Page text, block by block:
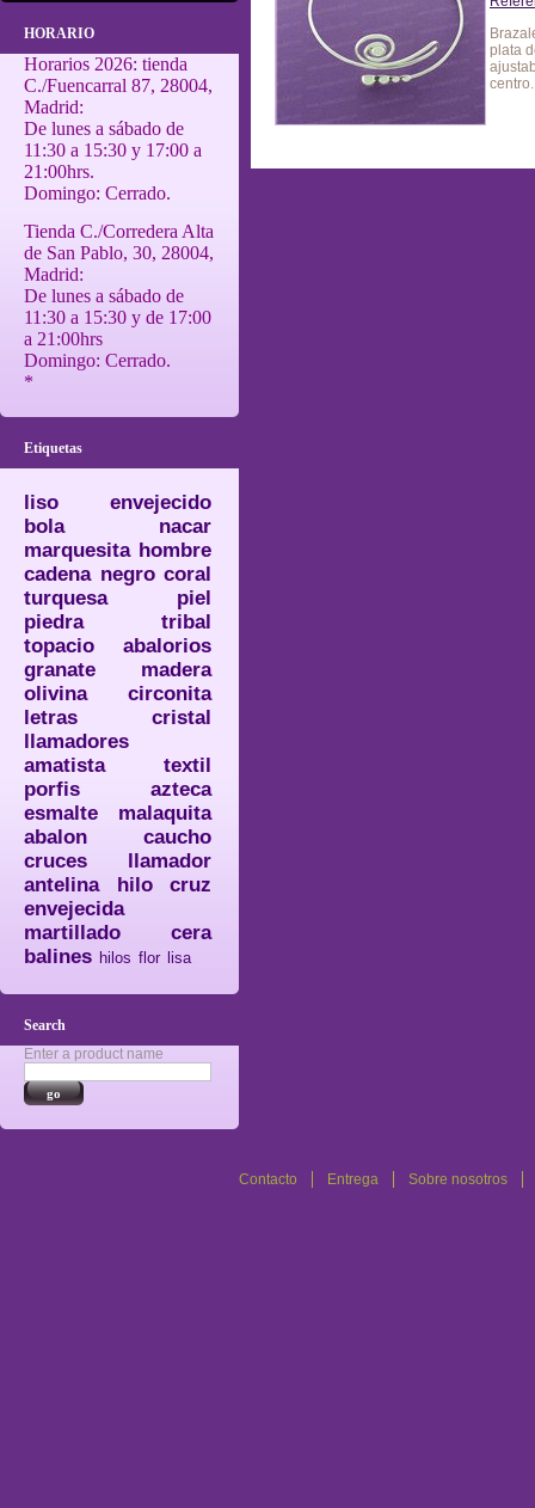
HORARIO
Horarios 2026: tienda
C./Fuencarral 87, 28004,
Madrid:
De lunes a sábado de
11:30 a 15:30 y 17:00 a
21:00hrs.
Domingo: Cerrado.
Tienda C./Corredera Alta
de San Pablo, 30, 28004,
Madrid:
De lunes a sábado de
11:30 a 15:30 y de 17:00
a 21:00hrs
Domingo: Cerrado.
*
Etiquetas
liso
envejecido
bola
nacar
marquesita hombre
cadena negro coral
turquesa
piel
piedra
tribal
topacio
abalorios
granate
madera
olivina
circonita
letras
cristal
llamadores
amatista
textil
porfis
azteca
esmalte
malaquita
abalon
caucho
cruces
llamador
antelina
hilo
cruz
envejecida
martillado
cera
balines hilos flor lisa
Search
Enter a product name
plata
centro.
Contacto Entrega Sobre nosotros